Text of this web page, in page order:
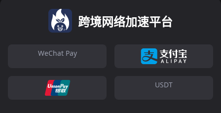
跨境网络加速平台
WeChat Pay
USDT